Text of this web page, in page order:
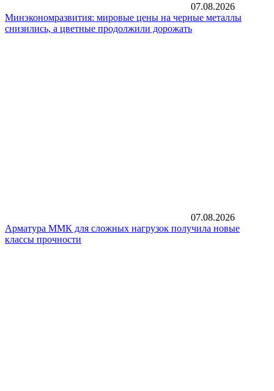
07.08.2026
Минэкономразвития: мировые цены на черные металлы
снизились, а цветные продолжили дорожать
07.08.2026
Арматура ММК для сложных нагрузок получила новые
классы прочности